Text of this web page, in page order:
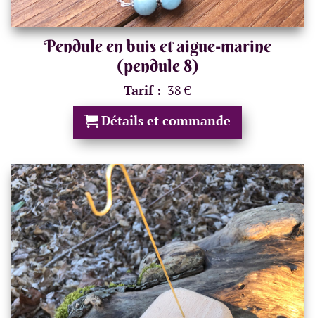
Pendule en buis et aigue-marine
(pendule 8)
Tarif : 38 €
Détails et commande